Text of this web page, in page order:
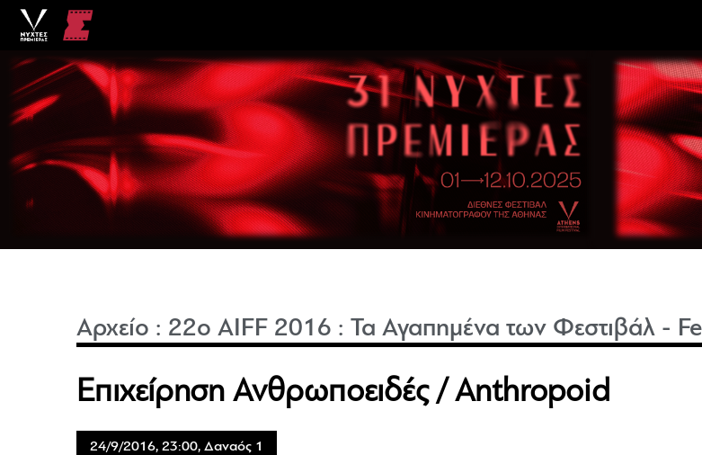
Αρχείο : 22o AIFF 2016 :Τα Αγαπημένα των Φεστιβάλ -
Επιχείρηση Ανθρωποειδές / Anthropoid
24/9/2016, 23:00, Δαναός 1